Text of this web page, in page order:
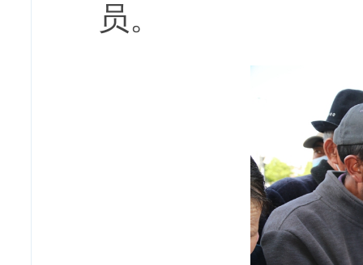
员。